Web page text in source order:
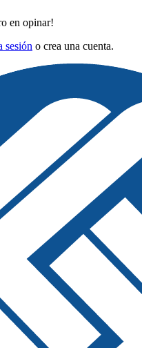
en opinar!
sesión o crea una cuenta.